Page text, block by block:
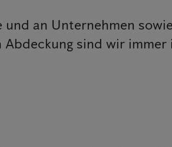
an Unternehmen
sind wir